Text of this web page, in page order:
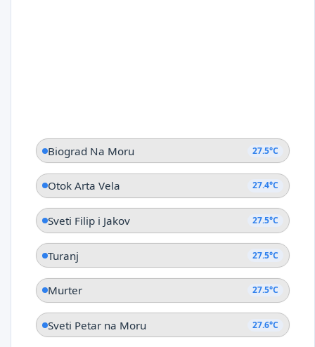
Biograd Na Moru 27.5°C
Otok Arta Vela 27.4°C
Sveti Filip i Jakov 27.5°C
Turanj 27.5°C
Murter 27.5°C
Sveti Petar na Moru 27.6°C